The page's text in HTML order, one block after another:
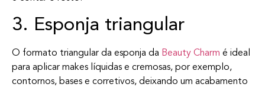
3. Esponja triangular
O formato triangular da esponja da Beauty Charm é ideal
para aplicar makes líquidas e cremosas, por exemplo,
contornos, bases e corretivos, deixando um acabamento